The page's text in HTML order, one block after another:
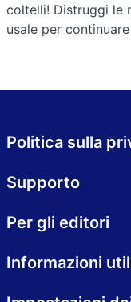
coltelli! Distruggi le
usale per
Politica sulla
Supporto
Per gli editori
Informazioni